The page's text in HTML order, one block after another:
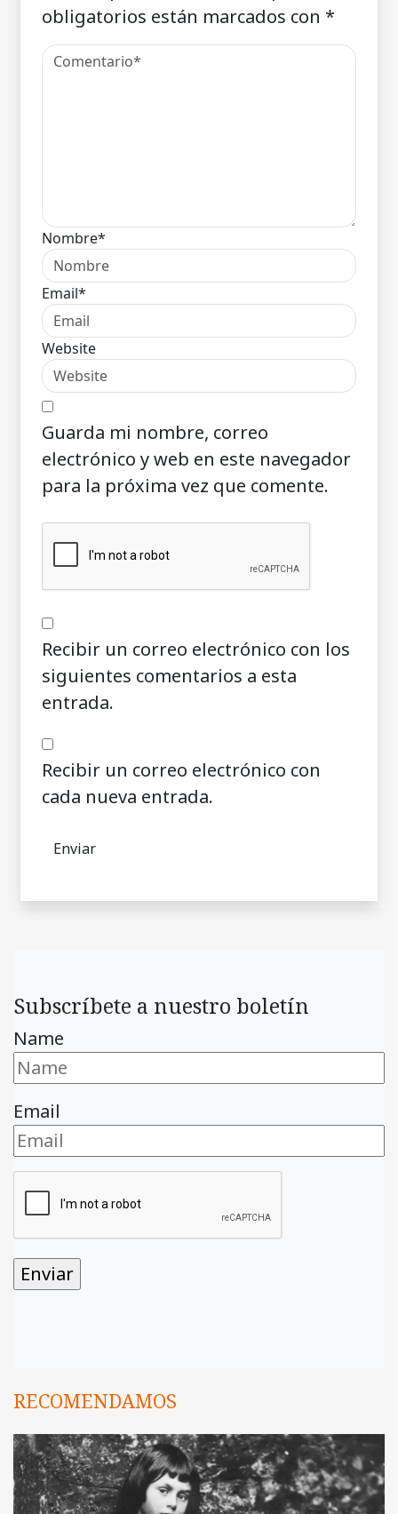
obligatorios están marcados con *
Nombre*
Email*
Website
Guarda mi nombre, correo
electrónico y web en este navegador
para la próxima vez que comente.
Recibir un correo electrónico con los
siguientes comentarios a esta
entrada.
Recibir un correo electrónico con
cada nueva entrada.
Subscríbete a nuestro boletín
Name
Email
RECOMENDAMOS